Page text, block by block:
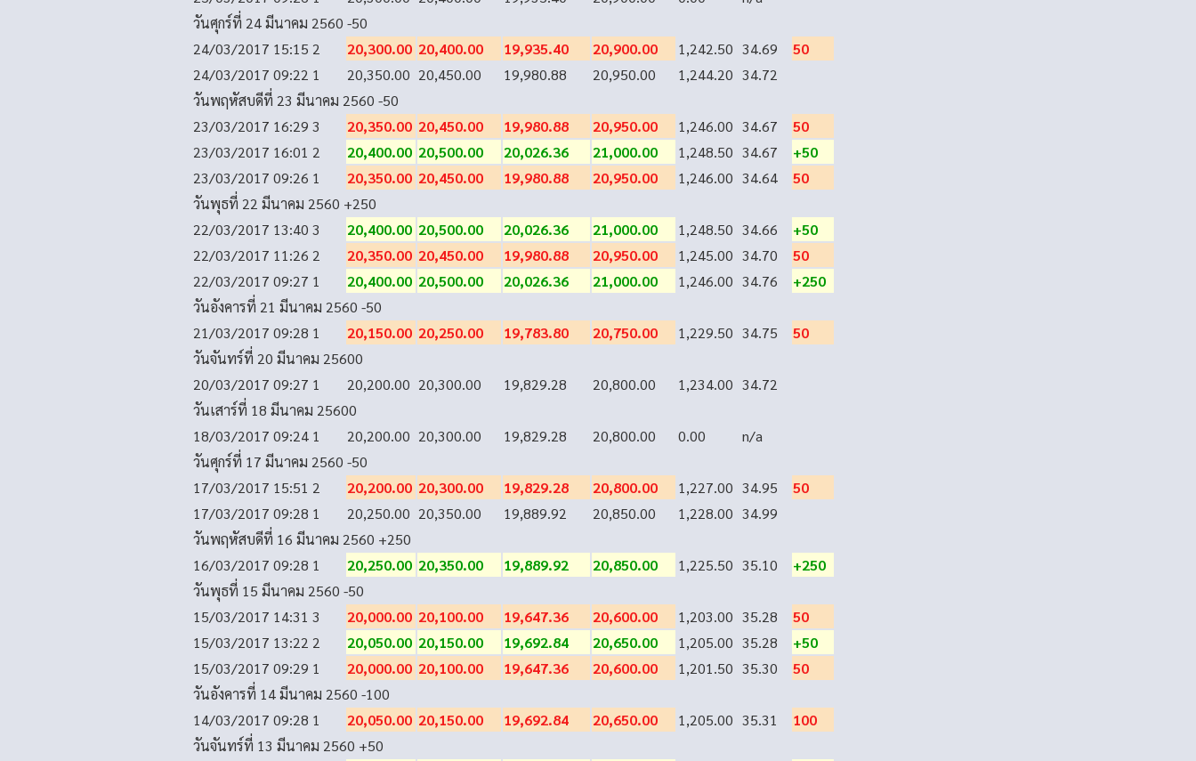
วันศุกร์ที่ 24 มีนาคม 2560 -50
24/03/2017 15:15 2 20,300.00 20,400.00 19,935.40 20,900.00 1,242.50 34.69
50
24/03/2017 09:22 1 20,350.00 20,450.00 19,980.88 20,950.00 1,244.20 34.72
วันพฤหัสบดีที่ 23 มีนาคม 2560 -50
23/03/2017 16:29 3 20,350.00 20,450.00 19,980.88 20,950.00 1,246.00 34.67
50
23/03/2017 16:01 2 20,400.00 20,500.00 20,026.36 21,000.00 1,248.50 34.67
+50
23/03/2017 09:26 1 20,350.00 20,450.00 19,980.88 20,950.00 1,246.00 34.64
50
วันพุธที่ 22 มีนาคม 2560 +250
22/03/2017 13:40 3 20,400.00 20,500.00 20,026.36 21,000.00 1,248.50 34.66
+50
22/03/2017 11:26 2 20,350.00 20,450.00 19,980.88 20,950.00 1,245.00 34.70
50
22/03/2017 09:27 1 20,400.00 20,500.00 20,026.36 21,000.00 1,246.00 34.76
+250
วันอังคารที่ 21 มีนาคม 2560 -50
21/03/2017 09:28 1 20,150.00 20,250.00 19,783.80 20,750.00 1,229.50 34.75
50
วันจันทร์ที่ 20 มีนาคม 25600
20/03/2017 09:27 1 20,200.00 20,300.00 19,829.28 20,800.00 1,234.00 34.72
วันเสาร์ที่ 18 มีนาคม 25600
18/03/2017 09:24 1 20,200.00 20,300.00 19,829.28 20,800.00 0.00
n/a
วันศุกร์ที่ 17 มีนาคม 2560 -50
17/03/2017 15:51 2 20,200.00 20,300.00 19,829.28 20,800.00 1,227.00 34.95
50
17/03/2017 09:28 1 20,250.00 20,350.00 19,889.92 20,850.00 1,228.00 34.99
วันพฤหัสบดีที่ 16 มีนาคม 2560 +250
16/03/2017 09:28 1 20,250.00 20,350.00 19,889.92 20,850.00 1,225.50 35.10
+250
วันพุธที่ 15 มีนาคม 2560 -50
15/03/2017 14:31 3 20,000.00 20,100.00 19,647.36 20,600.00 1,203.00 35.28
50
15/03/2017 13:22 2 20,050.00 20,150.00 19,692.84 20,650.00 1,205.00 35.28
+50
15/03/2017 09:29 1 20,000.00 20,100.00 19,647.36 20,600.00 1,201.50 35.30
50
วันอังคารที่ 14 มีนาคม 2560 -100
14/03/2017 09:28 1 20,050.00 20,150.00 19,692.84 20,650.00 1,205.00 35.31
100
วันจันทร์ที่ 13 มีนาคม 2560 +50